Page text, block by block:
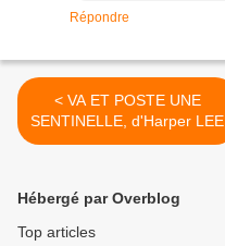
Répondre
< VA ET POSTE UNE
SENTINELLE, d'Harper LEE
Hébergé par Overblog
Top articles